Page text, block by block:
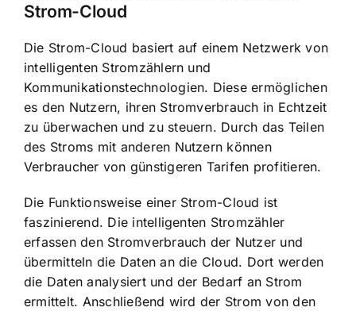
Strom-Cloud
Die Strom-Cloud basiert auf einem Netzwerk von
intelligenten Stromzählern und
Kommunikationstechnologien. Diese ermöglichen
es den Nutzern, ihren Stromverbrauch in Echtzeit
zu überwachen und zu steuern. Durch das Teilen
des Stroms mit anderen Nutzern können
Verbraucher von günstigeren Tarifen profitieren.
Die Funktionsweise einer Strom-Cloud ist
faszinierend. Die intelligenten Stromzähler
erfassen den Stromverbrauch der Nutzer und
übermitteln die Daten an die Cloud. Dort werden
die Daten analysiert und der Bedarf an Strom
ermittelt. Anschließend wird der Strom von den